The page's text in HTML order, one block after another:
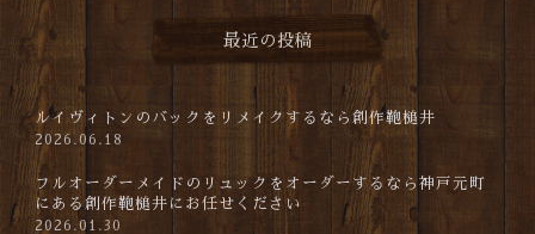
最近の投稿
ルイヴィトンのバックをリメイクするなら創作鞄槌井
2026.06.18
フルオーダーメイドのリュックをオーダーするなら神戸元町
にある創作鞄槌井にお任せください
2026.01.30